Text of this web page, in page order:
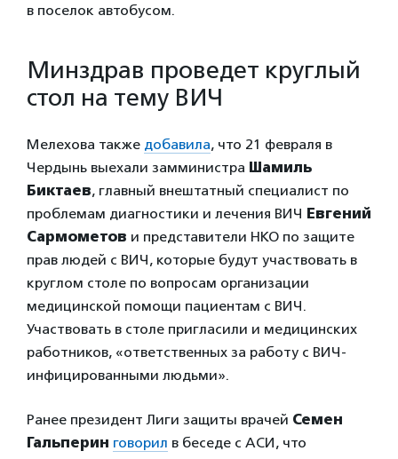
в поселок автобусом.
Минздрав проведет круглый
стол на тему ВИЧ
Мелехова также добавила, что 21 февраля в
Чердынь выехали замминистра Шамиль
Биктаев, главный внештатный специалист по
проблемам диагностики и лечения ВИЧ Евгений
Сармометов и представители НКО по защите
прав людей с ВИЧ, которые будут участвовать в
круглом столе по вопросам организации
медицинской помощи пациентам с ВИЧ.
Участвовать в столе пригласили и медицинских
работников, «ответственных за работу с ВИЧ-
инфицированными людьми».
Ранее президент Лиги защиты врачей Семен
Гальперин говорил в беседе с АСИ, что